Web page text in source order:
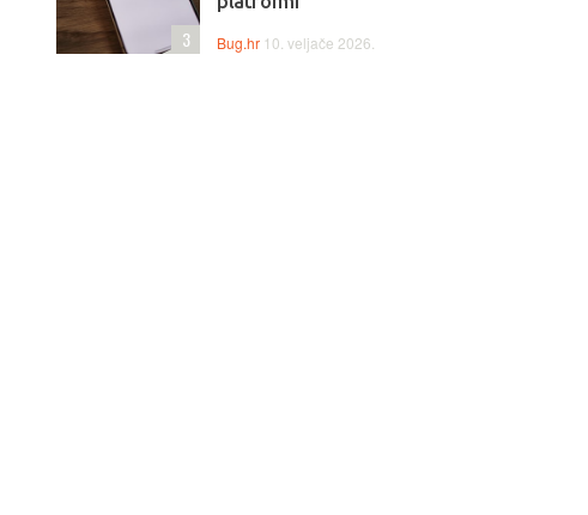
Bug.hr 10. veljače 2026.
3